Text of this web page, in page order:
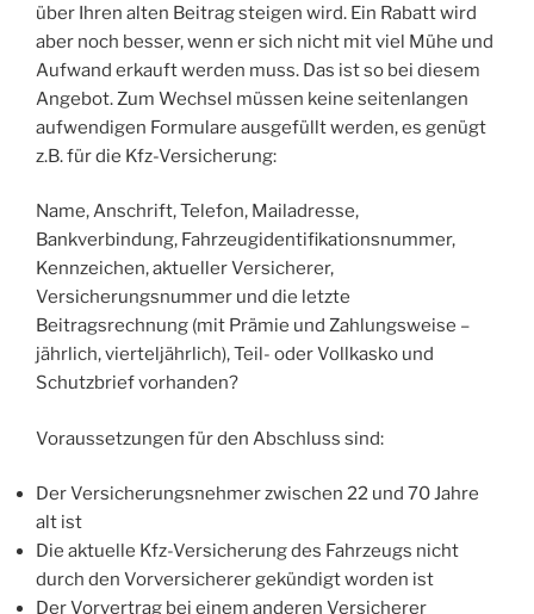
über Ihren alten Beitrag steigen wird. Ein Rabatt wird
aber noch besser, wenn er sich nicht mit viel Mühe und
Aufwand erkauft werden muss. Das ist so bei diesem
Angebot. Zum Wechsel müssen keine seitenlangen
aufwendigen Formulare ausgefüllt werden, es genügt
z.B. für die Kfz-Versicherung:
Name, Anschrift, Telefon, Mailadresse,
Bankverbindung, Fahrzeugidentifikationsnummer,
Kennzeichen, aktueller Versicherer,
Versicherungsnummer und die letzte
Beitragsrechnung (mit Prämie und Zahlungsweise –
jährlich, vierteljährlich), Teil- oder Vollkasko und
Schutzbrief vorhanden?
Voraussetzungen für den Abschluss sind:
Der Versicherungsnehmer zwischen 22 und 70 Jahre
alt ist
Die aktuelle Kfz-Versicherung des Fahrzeugs nicht
durch den Vorversicherer gekündigt worden ist
Der Vorvertrag bei einem anderen Versicherer